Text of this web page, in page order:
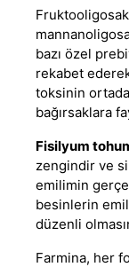
bazı özel
rekabet
toksinin
bağırsaklara
Fisilyum
zengindir ve
emilimin
besinlerin
düzenli
Farmina, her